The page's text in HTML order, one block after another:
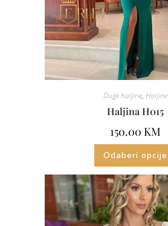
Duge haljine, Haljine
Haljina H015
150.00 KM
Odaberi opcije